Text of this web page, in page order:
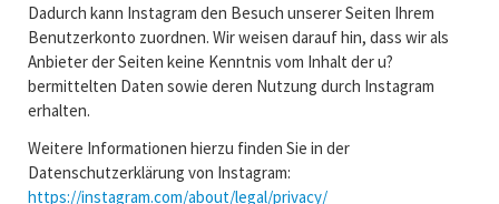
Dadurch kann Instagram den Besuch unserer Seiten Ihrem
Benutzerkonto zuordnen. Wir weisen darauf hin, dass wir als
Anbieter der Seiten keine Kenntnis vom Inhalt der u?
bermittelten Daten sowie deren Nutzung durch Instagram
erhalten.
Weitere Informationen hierzu finden Sie in der
Datenschutzerklärung von Instagram:
https://instagram.com/about/legal/privacy/